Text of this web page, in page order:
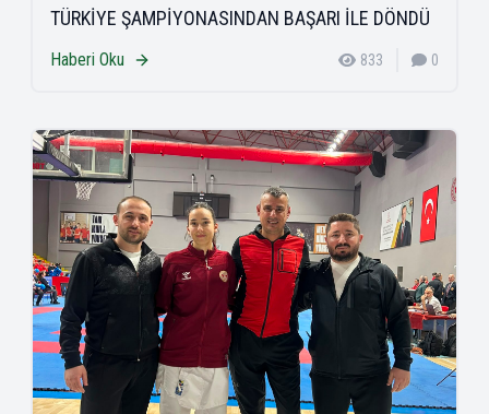
TÜRKİYE ŞAMPİYONASINDAN BAŞARI İLE DÖNDÜ
Haberi Oku 833 0